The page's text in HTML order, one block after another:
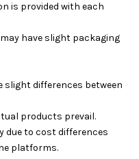
is provided with each
have slight packaging
slight differences between
products prevail.
due to cost differences
platforms.